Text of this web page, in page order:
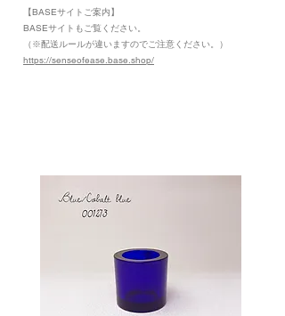
【BASEサイトご案内】
​BASEサイトもご覧ください。
（※配送ルールが違いますのでご注意ください。）
https://senseofease.base.shop/